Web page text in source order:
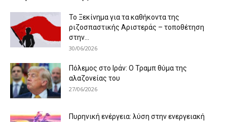
Το Ξεκίνημα για τα καθήκοντα της
ριζοσπαστικής Αριστεράς – τοποθέτηση
στην...
30/06/2026
Πόλεμος στο Ιράν: Ο Τραμπ θύμα της
αλαζονείας του
27/06/2026
Πυρηνική ενέργεια: λύση στην ενεργειακή